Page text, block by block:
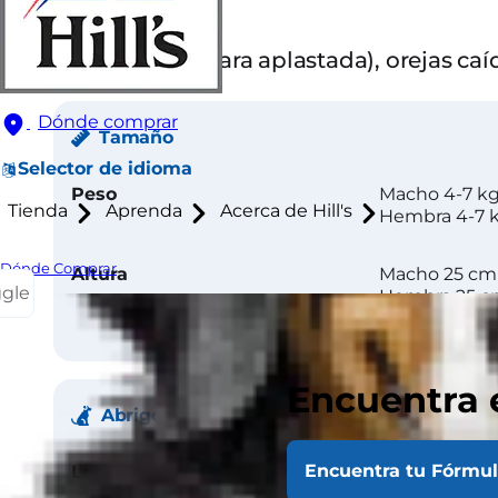
Dónde comprar
Selector de idioma
Tienda Aprenda Acerca de Hill's
Dónde Comprar
Encuentra tu
Atributos
Braquicéfalo (cara aplastada), orejas
Tamaño
Peso
Macho 4-7 kg
Hembra 4-7
Altura
Macho 25 cm
Hembra 25
Abrigo
Longitud Largo